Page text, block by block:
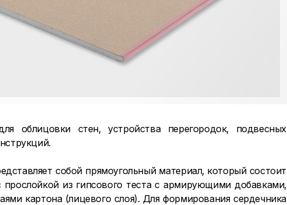
облицовки стен, устройства перегородок, подвесных
собой прямоугольный материал, который состоит
прослойкой из гипсового теста с армирующими добавками,
картона (лицевого слоя). Для формирования сердечника